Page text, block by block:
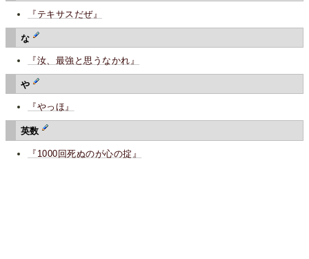
『テキサスだぜ』
な
『汝、最強と思うなかれ』
や
『やっほ』
英数
『1000回死ぬのが心の掟』